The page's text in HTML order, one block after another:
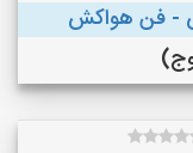
- فن هواکش